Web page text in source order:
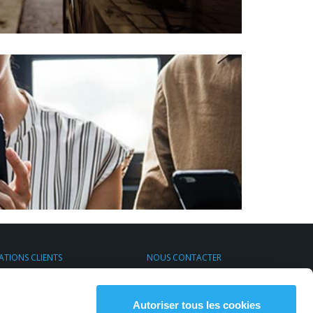
Autoriser tous les cookies
CLIENTS
NOUS CONTACTER
S'inscrire à la newsletter
Contactez-nous